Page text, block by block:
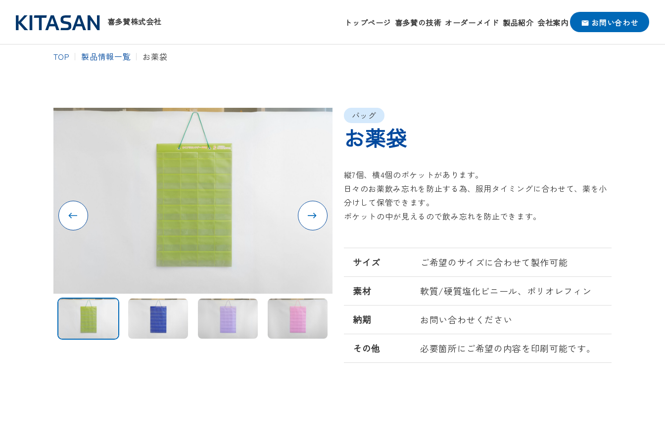
喜多賛株式会社 トップページ 喜多賛の技術 オーダーメイド 製品紹介 会社案内 お問い合わせ
TOP 製品情報一覧 お薬袋
バッグ
お薬袋
縦7個、横4個のポケットがあります。
日々のお薬飲み忘れを防止する為、服用タイミングに合わせて、薬を小
分けして保管できます。
ポケットの中が見えるので飲み忘れを防止できます。
サイズ ご希望のサイズに合わせて製作可能
素材 軟質/硬質塩化ビニール、ポリオレフィン
納期 お問い合わせください
その他 必要箇所にご希望の内容を印刷可能です。